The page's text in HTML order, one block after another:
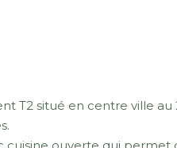
T2 situé en centre ville au